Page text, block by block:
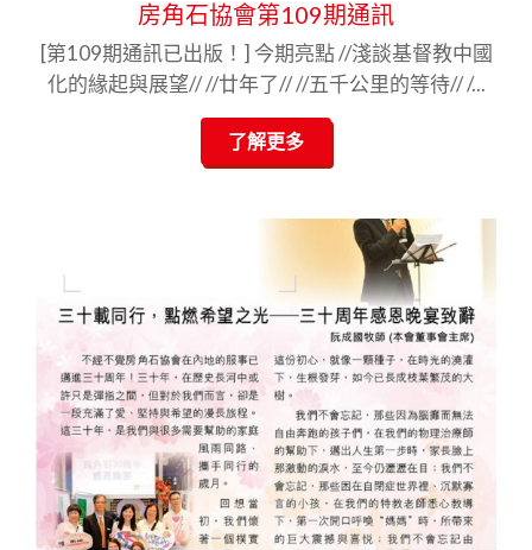
房角石協會第109期通訊
[第109期通訊已出版！] 今期亮點 //淺談基督教中國
化的緣起與展望// //廿年了// //五千公里的等待// /...
了解更多